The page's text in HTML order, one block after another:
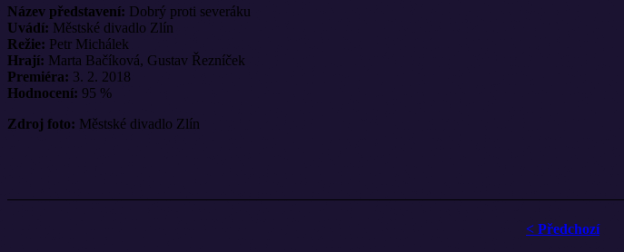
Název představení: Dobrý proti severáku
Uvádí: Městské divadlo Zlín
Režie: Petr Michálek
Hrají: Marta Bačíková, Gustav Řezníček
Premiéra: 3. 2. 2018
Hodnocení: 95 %
Zdroj foto: Městské divadlo Zlín
< Předchozí